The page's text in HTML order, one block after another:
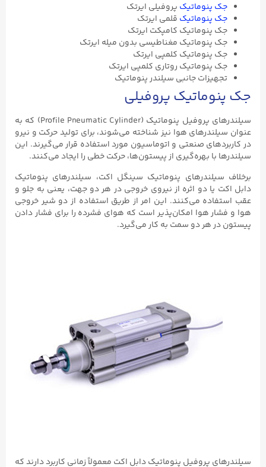
جک پنوماتیکپروفیلی ایرتک
جک پنوماتیکقلمی ایرتک
جک پنوماتیک کامپکت ایرتک
جک پنوماتیک مغناطیسی بدون میله ایرتک
جک پنوماتیک کلمپی ایرتک
جک پنوماتیک روتاری کلمپی ایرتک
تجهیزات جانبی سیلندر پنوماتیک
جک پنوماتیک پروفیلی
سیلندرهای پروفیل پنوماتیک (Profile Pneumatic Cylinder) که به
عنوان سیلندرهای هوا نیز شناخته می‌شوند، برای تولید حرکت و نیرو
در کاربردهای صنعتی و اتوماسیون مورد استفاده قرار می‌گیرند. این
سیلندرها با بهره‌گیری از پیستون‌ها، حرکت خطی را ایجاد می‌کنند.
برخلاف سیلندرهای پنوماتیک سینگل اکت، سیلندرهای پنوماتیک
دابل اکت یا دو اثره از نیروی خروجی در هر دو جهت، یعنی به جلو و
عقب استفاده می‌کنند. این امر از طریق استفاده از دو شیر خروجی
هوا و فشار هوا امکان‌پذیر است که هوای فشرده را برای فشار دادن
پیستون در هر دو سمت به کار می‌گیرد.
سیلندرهای پروفیل پنوماتیک دابل اکت معمولاً زمانی کاربرد دارند که